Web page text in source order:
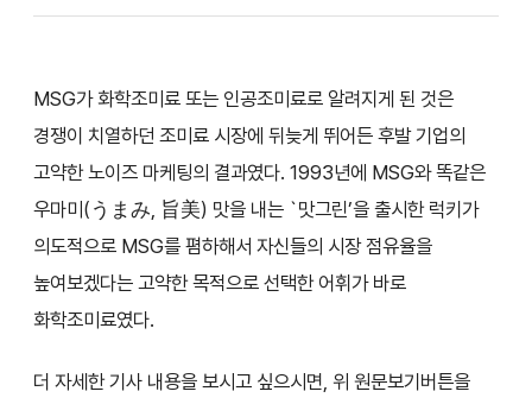
MSG가 화학조미료 또는 인공조미료로 알려지게 된 것은
경쟁이 치열하던 조미료 시장에 뒤늦게 뛰어든 후발 기업의
고약한 노이즈 마케팅의 결과였다. 1993년에 MSG와 똑같은
우마미(うまみ, 旨美) 맛을 내는 `맛그린’을 출시한 럭키가
의도적으로 MSG를 폄하해서 자신들의 시장 점유율을
높여보겠다는 고약한 목적으로 선택한 어휘가 바로
화학조미료였다.
더 자세한 기사 내용을 보시고 싶으시면, 위 원문보기버튼을